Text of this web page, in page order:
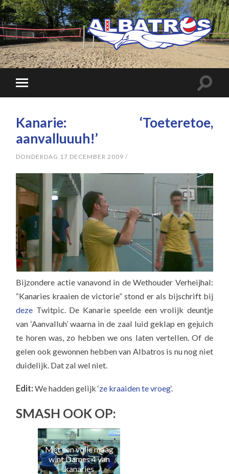
Kanarie: ‘Toeteretoe,
aanvalluuuh!’
DONDERDAG 17 DECEMBER 2009 /
Bijzondere actie vanavond in de Wethouder Verheijhal:
“Kanaries kraaien de victorie” stond er als bijschrift bij
deze Twitpic. De Kanarie speelde een vrolijk deuntje
van ‘Aanvalluh’ waarna in de zaal luid geklap en gejuich
te horen was, zo hebben we ons laten vertellen. Of de
gelen ook gewonnen hebben van Albatros is nu nog niet
duidelijk. Dat zal wel niet.
Edit: We hadden gelijk ‘ze kraaiden te vroeg‘.
SMASH OOK OP:
Met een volle maag
wint Dames 4 van
kanaries